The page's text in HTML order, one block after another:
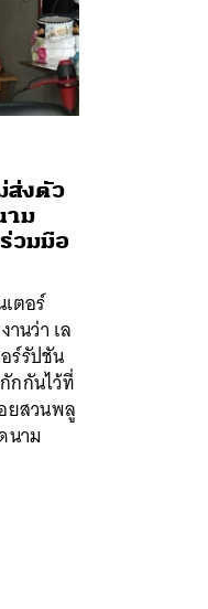
ส่งตัว
าม
วมมือ
ตอร์
นว่า เล
ร์รัปชัน
กกันไว้ที่
ยสวนพลู
นาม